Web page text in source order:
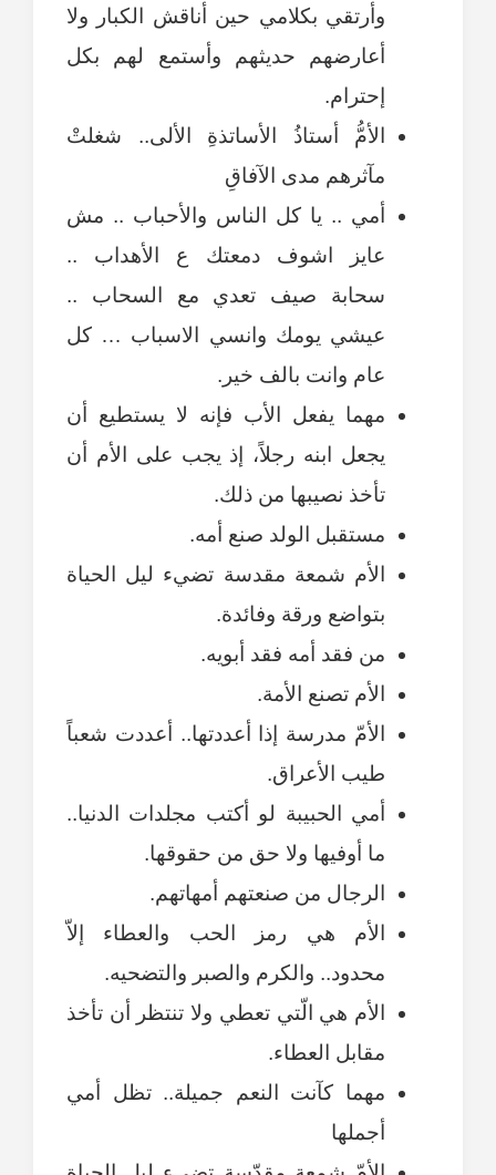
وأرتقي بكلامي حين أناقش الكبار ولا
أعارضهم حديثهم وأستمع لهم بكل
إحترام.
الأمُّ أستاذُ الأساتذةِ الألى.. شغلتْ
مآثرهم مدى الآفاقِ
أمي .. يا كل الناس والأحباب .. مش
عايز اشوف دمعتك ع الأهداب ..
سحابة صيف تعدي مع السحاب ..
عيشي يومك وانسي الاسباب … كل
عام وانت بالف خير.
مهما يفعل الأب فإنه لا يستطيع أن
يجعل ابنه رجلاً، إذ يجب على الأم أن
تأخذ نصيبها من ذلك.
مستقبل الولد صنع أمه.
الأم شمعة مقدسة تضيء ليل الحياة
بتواضع ورقة وفائدة.
من فقد أمه فقد أبويه.
الأم تصنع الأمة.
الأمّ مدرسة إذا أعددتها.. أعددت شعباً
طيب الأعراق.
أمي الحبيبة لو أكتب مجلدات الدنيا..
ما أوفيها ولا حق من حقوقها.
الرجال من صنعتهم أمهاتهم.
الأم هي رمز الحب والعطاء إلاّ
محدود.. والكرم والصبر والتضحيه.
الأم هي الّتي تعطي ولا تنتظر أن تأخذ
مقابل العطاء.
مهما كآنت النعم جميلة.. تظل أمي
أجملها